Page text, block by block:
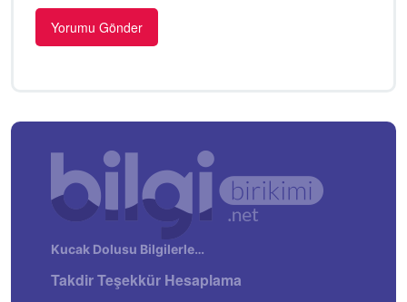
Kucak Dolusu Bilgilerle…
Takdir Teşekkür Hesaplama